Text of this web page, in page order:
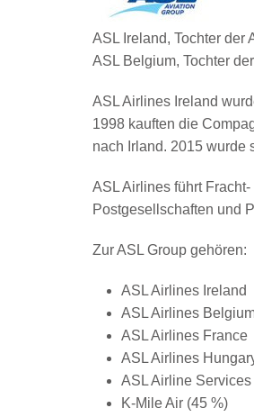
ASL Ireland, Tochter der
ASL Belgium, Tochter
ASL Airlines Ireland
1998 kauften die
nach Irland. 2015 wurde
ASL Airlines führt
Postgesellschaften und
Zur ASL Group gehören:
ASL Airlines Ireland
ASL Airlines
ASL Airlines France
ASL Airlines
ASL Airline
K-Mile Air (45 %)